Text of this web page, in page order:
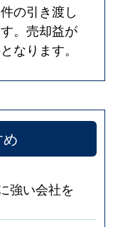
の引き渡し
。売却益が
なります。
強い会社を